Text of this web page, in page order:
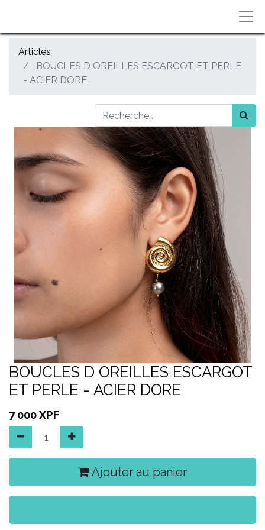
Articles
BOUCLES D OREILLES ESCARGOT ET PERLE
- ACIER DORE
BOUCLES D OREILLES ESCARGOT
ET PERLE - ACIER DORE
7 000XPF
Ajouter au panier